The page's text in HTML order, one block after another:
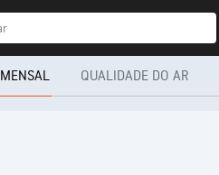
MENSAL QUALIDADE DO AR